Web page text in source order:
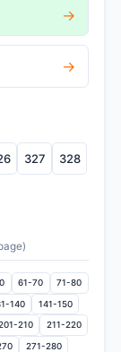
→
→
327 328
61-70 71-80
140 141-150
210 211-220
271-280